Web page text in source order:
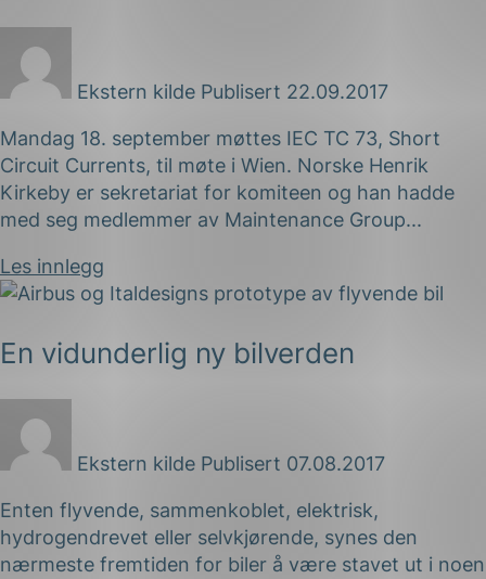
Ekstern kilde Publisert 22.09.2017
Mandag 18. september møttes IEC TC 73, Short
Circuit Currents, til møte i Wien. Norske Henrik
Kirkeby er sekretariat for komiteen og han hadde
med seg medlemmer av Maintenance Group...
Les innlegg
En vidunderlig ny bilverden
Ekstern kilde Publisert 07.08.2017
Enten flyvende, sammenkoblet, elektrisk,
hydrogendrevet eller selvkjørende, synes den
nærmeste fremtiden for biler å være stavet ut i noen